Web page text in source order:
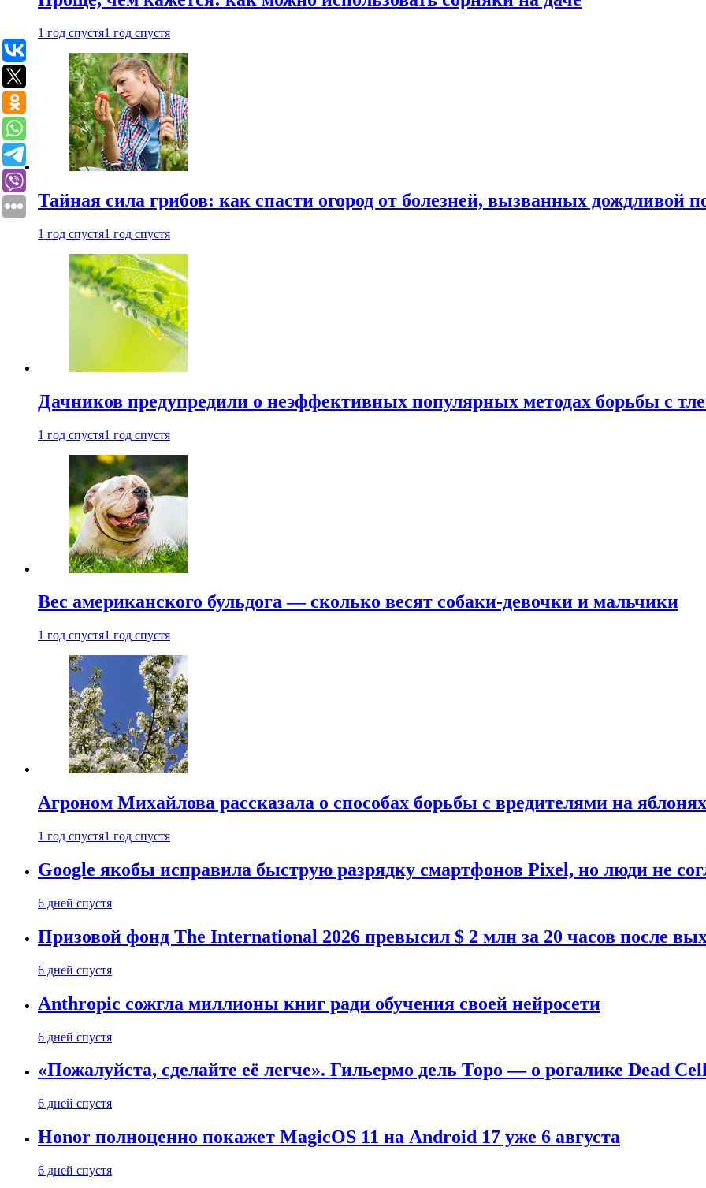
1 год спустя1 год спустя
Тайная сила грибов: как спасти огород от болезней, вызванных дождливой
1 год спустя1 год спустя
Дачников предупредили о неэффективных популярных методах борьбы с
1 год спустя1 год спустя
Вес американского бульдога — сколько весят собаки-девочки и мальчики
1 год спустя1 год спустя
Агроном Михайлова рассказала о способах борьбы с вредителями на яблонях
1 год спустя1 год спустя
Google якобы исправила быструю разрядку смартфонов Pixel, но люди не
6 дней спустя
Призовой фонд The International 2026 превысил $ 2 млн за 20 часов после
6 дней спустя
Anthropic сожгла миллионы книг ради обучения своей нейросети
6 дней спустя
«Пожалуйста, сделайте её легче». Гильермо дель Торо — о рогалике Dead
6 дней спустя
Honor полноценно покажет MagicOS 11 на Android 17 уже 6 августа
6 дней спустя